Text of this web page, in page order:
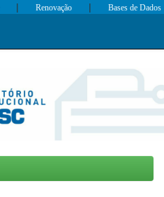
| Renovação | Bases de Dados